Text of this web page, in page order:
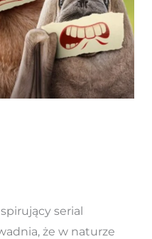
serial
że w naturze